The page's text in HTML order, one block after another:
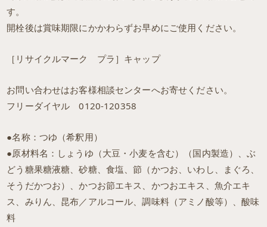
す。
開栓後は賞味期限にかかわらずお早めにご使用ください。
［リサイクルマーク プラ］キャップ
お問い合わせはお客様相談センターへお寄せください。
フリーダイヤル 0120-120358
●名称：つゆ（希釈用）
●原材料名：しょうゆ（大豆・小麦を含む）（国内製造）、ぶ
どう糖果糖液糖、砂糖、食塩、節（かつお、いわし、まぐろ、
そうだかつお）、かつお節エキス、かつおエキス、魚介エキ
ス、みりん、昆布／アルコール、調味料（アミノ酸等）、酸味
料